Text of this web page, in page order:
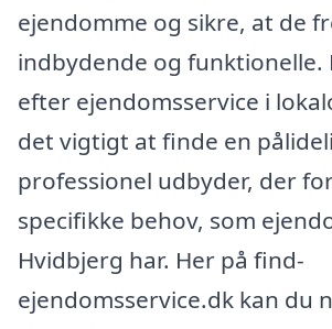
ejendomme og sikre, at de
indbydende og funktionelle.
efter ejendomsservice i
det vigtigt at finde en
professionel udbyder, der
specifikke behov, som
Hvidbjerg har. Her på find-
ejendomsservice.dk kan du